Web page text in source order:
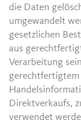
die Daten
umgewandelt
gesetzlichen
aus
Verarbeitung
gerechtfertigtem
Direktverkaufs,
verwendet